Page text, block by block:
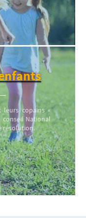
leurs copains «
National
résolution.